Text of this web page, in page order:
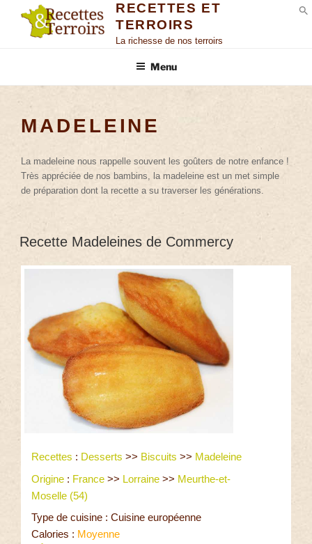
RECETTES ET
TERROIRS
La richesse de nos terroirs
Menu
MADELEINE
La madeleine nous rappelle souvent les goûters de notre enfance !
Très appréciée de nos bambins, la madeleine est un met simple
de préparation dont la recette a su traverser les générations.
Recette Madeleines de Commercy
Recettes : Desserts >> Biscuits >> Madeleine
Origine : France >> Lorraine >> Meurthe-et-
Moselle (54)
Type de cuisine : Cuisine européenne
Calories : Moyenne